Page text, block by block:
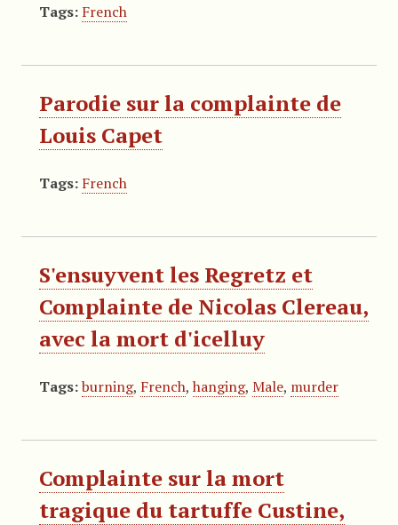
Tags: French
Parodie sur la complainte de
Louis Capet
Tags: French
S'ensuyvent les Regretz et
Complainte de Nicolas Clereau,
avec la mort d'icelluy
Tags:burning, French, hanging, Male, murder
Complainte sur la mort
tragique du tartuffe Custine,